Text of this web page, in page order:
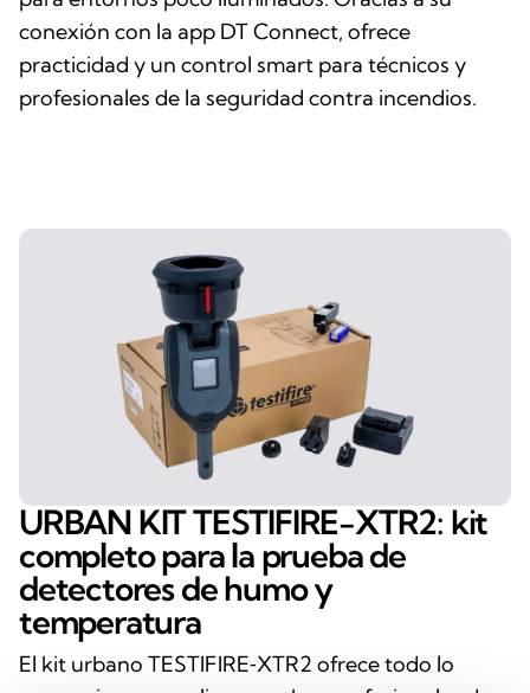
conexión con la app DT Connect, ofrece
practicidad y un control smart para técnicos y
profesionales de la seguridad contra incendios.
URBAN KIT TESTIFIRE-XTR2: kit
completo para la prueba de
detectores de humo y
temperatura
El kit urbano TESTIFIRE‑XTR2 ofrece todo lo